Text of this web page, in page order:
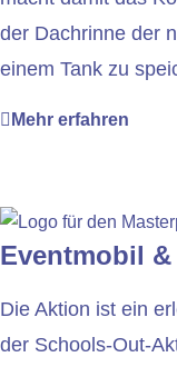
der Dachrinne der
einem Tank zu
Mehr erfahren
Eventmobil &
Die Aktion ist ein
der Schools-Out-